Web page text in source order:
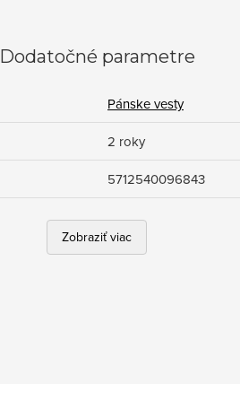
Dodatočné parametre
Pánske vesty
2 roky
5712540096843
Zobraziť viac